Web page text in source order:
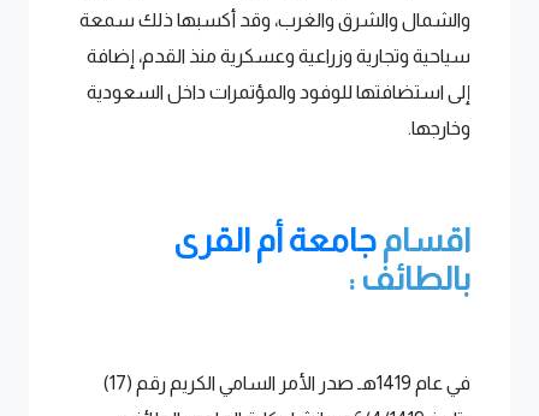
والشمال والشرق والغرب، وقد أكسبها ذلك سمعة
سياحية وتجارية وزراعية وعسكرية منذ القدم، إضافة
إلى استضافتها للوفود والمؤتمرات داخل السعودية
وخارجها.
اقسامجامعة أم القرى
بالطائف :
في عام 1419هـ صدر الأمر السامي الكريم رقم (17)